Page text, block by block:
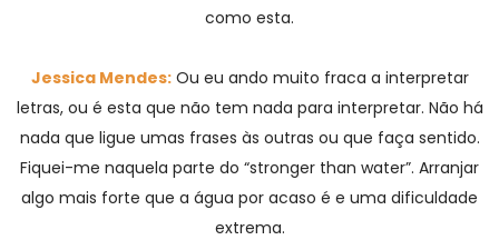
como esta.
Jessica Mendes:Ou eu ando muito fraca a interpretar
letras, ou é esta que não tem nada para interpretar. Não há
nada que ligue umas frases às outras ou que faça sentido.
Fiquei-me naquela parte do “stronger than water”. Arranjar
algo mais forte que a água por acaso é e uma dificuldade
extrema.